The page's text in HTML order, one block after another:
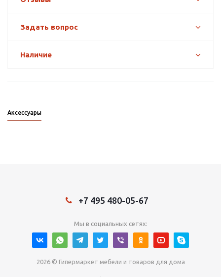
Задать вопрос
Наличие
Аксессуары
+7 495 480-05-67
Мы в социальных сетях:
2026 © Гипермаркет мебели и товаров для дома